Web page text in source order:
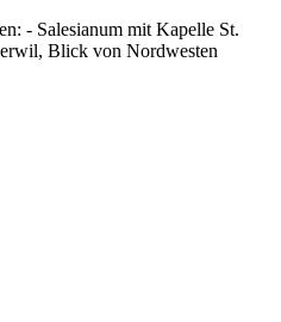
- Salesianum mit Kapelle St.
Blick von Nordwesten